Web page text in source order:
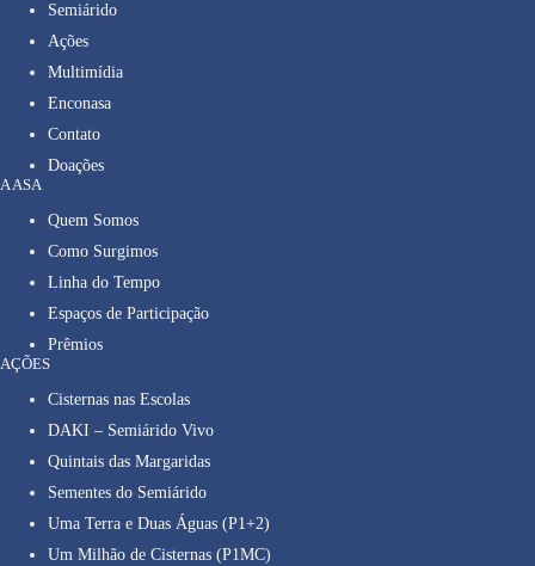
Semiárido
Ações
Multimídia
Enconasa
Contato
Doações
A ASA
Quem Somos
Como Surgimos
Linha do Tempo
Espaços de Participação
Prêmios
AÇÕES
Cisternas nas Escolas
DAKI – Semiárido Vivo
Quintais das Margaridas
Sementes do Semiárido
Uma Terra e Duas Águas (P1+2)
Um Milhão de Cisternas (P1MC)